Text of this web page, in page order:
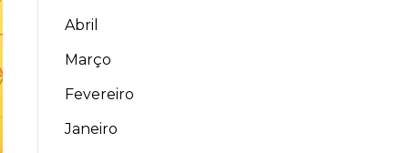
Abril
Março
Fevereiro
Janeiro